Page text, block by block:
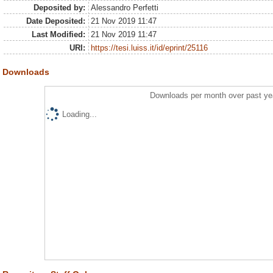
Deposited by:
Alessandro Perfetti
Date Deposited:
21 Nov 2019 11:47
Last Modified:
21 Nov 2019 11:47
URI:
https://tesi.luiss.it/id/eprint/25116
Downloads
Downloads per month over past
Loading...